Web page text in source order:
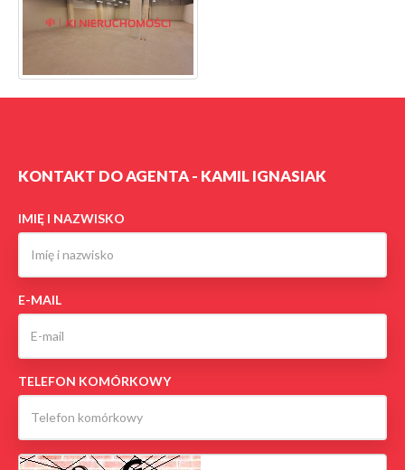
KONTAKT DO AGENTA - KAMIL IGNASIAK
IMIĘ I NAZWISKO
E-MAIL
TELEFON KOMÓRKOWY